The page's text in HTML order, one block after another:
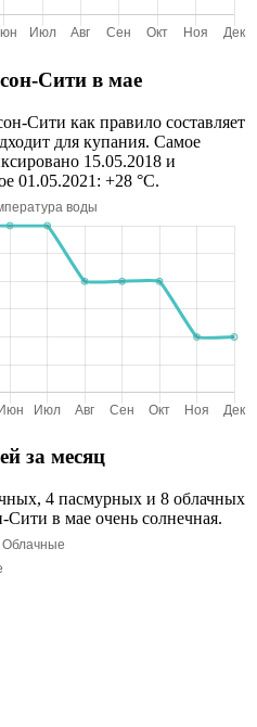
Сити в мае
Сити как правило составляет
для купания. Самое
15.05.2018 и
01.05.2021: +28 °C.
за месяц
4 пасмурных и 8 облачных
Сити в мае очень солнечная.